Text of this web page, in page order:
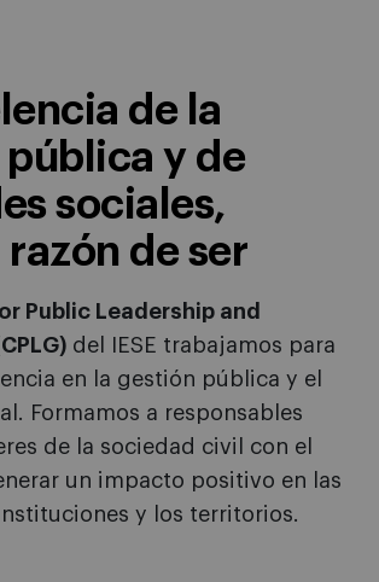
de la
y de
sociales,
de ser
Public Leadership and
del IESE trabajamos para
en la gestión pública y el
Formamos a responsables
de la sociedad civil con el
un impacto positivo en las
y los territorios.